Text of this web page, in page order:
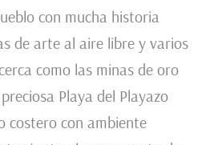
con mucha historia
de arte al aire libre y varios
como las minas de oro
Playa del Playazo
costero con ambiente